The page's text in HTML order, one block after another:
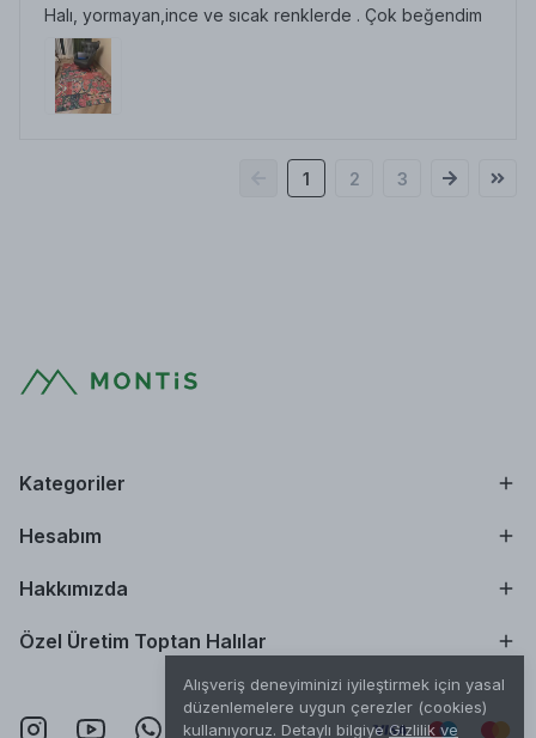
Alışveriş deneyiminizi iyileştirmek için yasal
düzenlemelere uygun çerezler (cookies)
kullanıyoruz. Detaylı bilgiyeGizlilik ve
Halı, yormayan,ince ve sıcak renklerde . Çok beğendim
1 2 3
Kategoriler
Hesabım
Hakkımızda
Özel Üretim Toptan Halılar